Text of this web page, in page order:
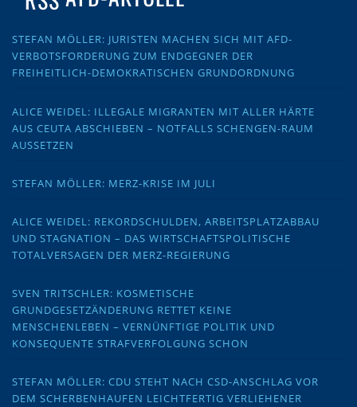
STEFAN MÖLLER: JURISTEN MACHEN SICH MIT AFD-
VERBOTSFORDERUNG ZUM ENDGEGNER DER
FREIHEITLICH-DEMOKRATISCHEN GRUNDORDNUNG
ALICE WEIDEL: ILLEGALE MIGRANTEN MIT ALLER HÄRTE
AUS CEUTA ABSCHIEBEN – NOTFALLS SCHENGEN-RAUM
AUSSETZEN
STEFAN MÖLLER: MERZ-KRISE IM JULI
ALICE WEIDEL: REKORDSCHULDEN, ARBEITSPLATZABBAU
UND STAGNATION – DAS WIRTSCHAFTSPOLITISCHE
TOTALVERSAGEN DER MERZ-REGIERUNG
SVEN TRITSCHLER: KOSMETISCHE
GRUNDGESETZÄNDERUNG RETTET KEINE
MENSCHENLEBEN – VERNÜNFTIGE POLITIK UND
KONSEQUENTE STRAFVERFOLGUNG SCHON
STEFAN MÖLLER: CDU STEHT NACH CSD-ANSCHLAG VOR
DEM SCHERBENHAUFEN LEICHTFERTIG VERLIEHENER